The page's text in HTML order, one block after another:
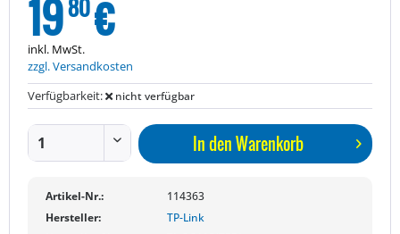
1980€
inkl. MwSt.
zzgl. Versandkosten
Verfügbarkeit:
nicht verfügbar
In denWarenkorb
Artikel-Nr.:
114363
Hersteller:
TP-Link